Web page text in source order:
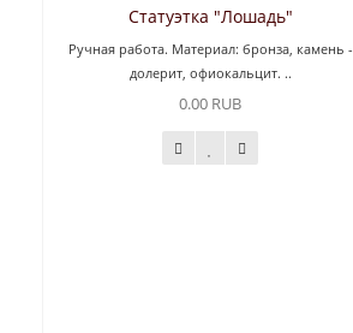
Статуэтка "Лошадь"
Ручная работа. Материал: бронза, камень -
долерит, офиокальцит. ..
0.00 RUB